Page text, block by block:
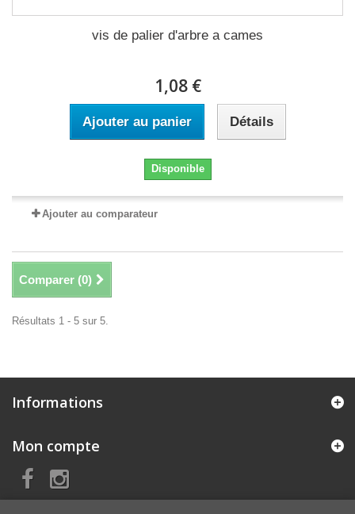
vis de palier d'arbre a cames
1,08 €
Ajouter au panier Détails
Disponible
Ajouter au comparateur
Comparer (0)
Résultats 1 - 5 sur 5.
Informations
Mon compte